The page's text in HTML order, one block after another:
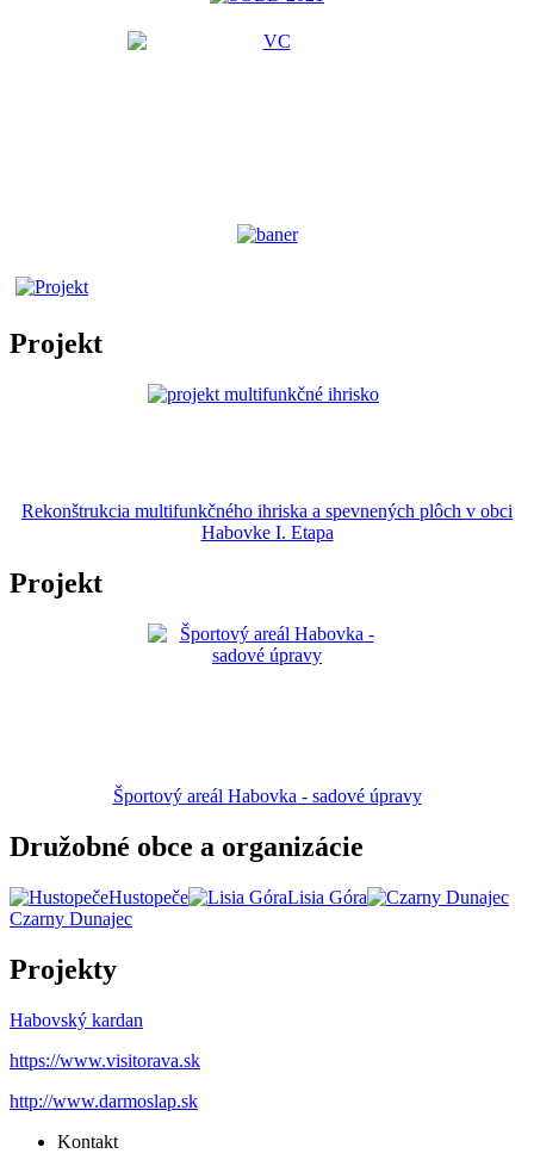
Projekt
Rekonštrukcia multifunkčného ihriska a spevnených plôch v obci
Habovke I. Etapa
Projekt
Športový areál Habovka - sadové úpravy
Družobné obce a organizácie
Hustopeče
Lisia Góra
Czarny Dunajec
Projekty
Habovský kardan
https://www.visitorava.sk
http://www.darmoslap.sk
Kontakt